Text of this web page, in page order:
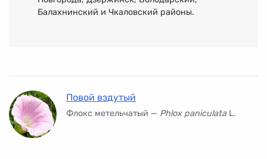
Балахнинский и Чкаловский районы.
Повой вздутый
Флокс метельчатый — Phlox paniculataL.